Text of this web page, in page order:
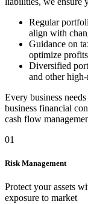
Regular
align with
Guidance on
optimize
Diversified
and other
Every business
business financial
cash flow
01
Risk Management
Protect your assets
exposure to market